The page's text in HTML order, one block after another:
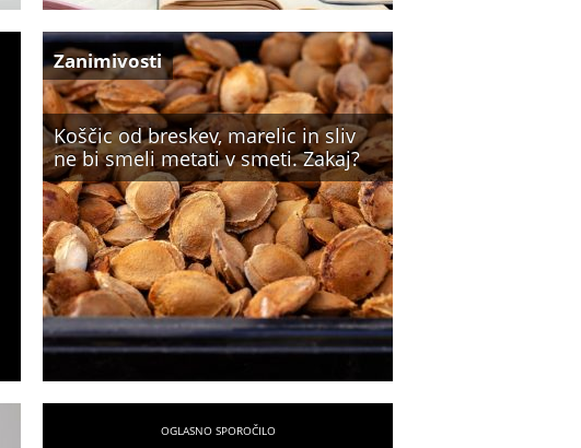
Koščic od breskev, marelic in sliv
ne bi smeli metati v smeti. Zakaj?
Zanimivosti